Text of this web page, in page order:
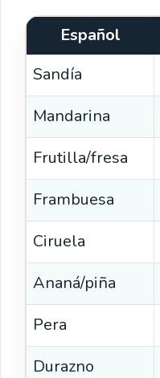
Español
Sandía
Mandarina
Frutilla/fresa
Frambuesa
Ciruela
Ananá/piña
Pera
Durazno